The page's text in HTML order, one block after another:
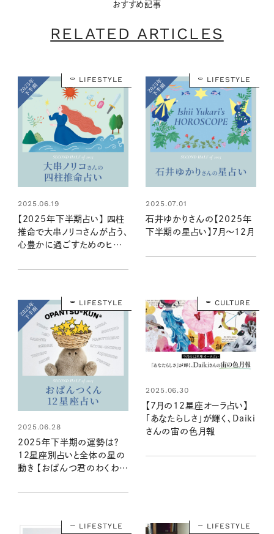
おすすめ記事
RELATED ARTICLES
LIFESTYLE
2025.06.19
【2025年下半期占い】 四柱
推命で大串ノリコさんが占う、
心豊かに過ごすためのヒント
LIFESTYLE
2025.07.01
石井ゆかりさんの【2025年
下半期の星占い】7月～12月
LIFESTYLE
2025.06.28
2025年下半期の運勢は？
12星座別占いと全体の星の
動き 【おぱんつ君のわくわく
CULTURE
2025.06.30
【7月の12星座オーラ占い】
「あなたらしさ」が輝く、Daiki
さんの宙の色月報
LIFESTYLE LIFESTYLE